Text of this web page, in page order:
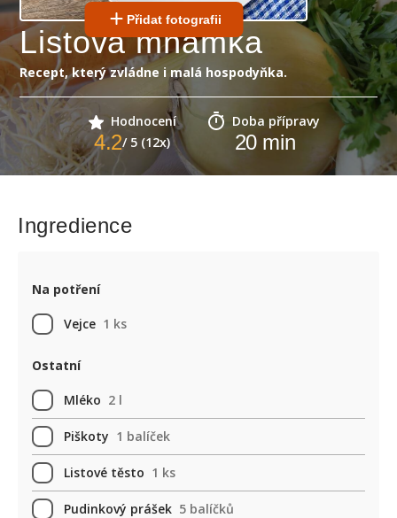
Přidat fotografii
Listová mňamka
Recept, který zvládne i malá hospodyňka.
Hodnocení
4.2/ 5 (12x)
Doba přípravy
20min
Ingredience
Na potření
Vejce 1 ks
Ostatní
Mléko 2 l
Piškoty 1 balíček
Listové těsto 1 ks
Pudinkový prášek 5 balíčků